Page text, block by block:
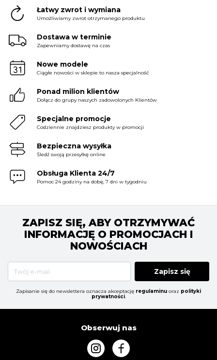
Łatwy zwrot i wymiana
Umożliwiamy zwrot otrzymanego produktu
Dostawa w terminie
Zapewniamy dostawę na czas
Nowe modele
Ciągłe nowości w sklepie to nasza specjalność
Ponad milion klientów
Dołącz do grupy naszych zadowolonych Klientów
Specjalne promocje
Codziennie znajdziesz produkty w promocji
Bezpieczna wysyłka
Śledź swoją przesyłkę online
Obsługa Klienta 24/7
Pomoc 24 godziny na dobę, 7 dni w tygodniu
ZAPISZ SIĘ, ABY OTRZYMYWAĆ
INFORMACJĘ O PROMOCJACH I
NOWOŚCIACH
Zapisz się
Zapisanie się do newslettera oznacza akceptację regulaminu oraz polityki
prywatności.
Obserwuj nas